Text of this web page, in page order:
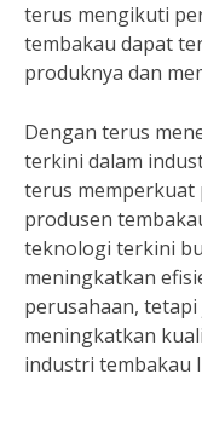
terus mengikuti
tembakau dapat
produknya dan
Dengan terus
terkini dalam
terus memperkuat
produsen
teknologi terkini
meningkatkan
perusahaan,
meningkatkan
industri tembakau